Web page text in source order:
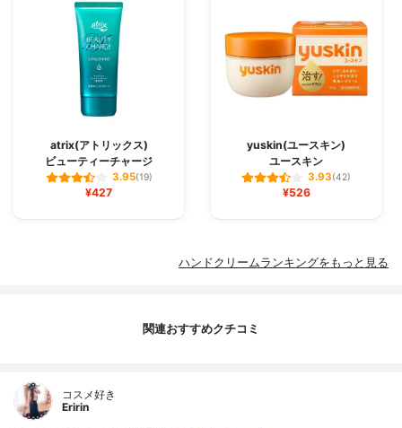
atrix(アトリックス)
ビューティーチャージ
3.95(19)
¥427
yuskin(ユースキン)
ユースキン
3.93(42)
¥526
ハンドクリームランキングをもっと見る
関連おすすめクチコミ
コスメ好き
Eririn